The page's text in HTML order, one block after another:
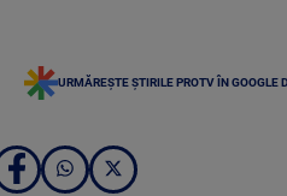
URMĂREȘTE ȘTIRILE PROTV ÎN GOOGLE